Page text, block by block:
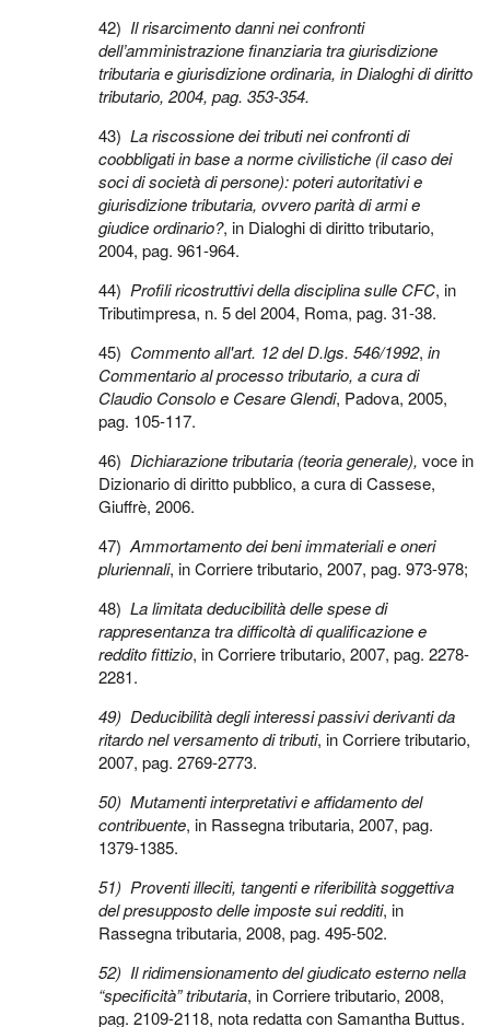
42) Il risarcimento danni nei confronti
dell’amministrazione finanziaria tra giurisdizione
tributaria e giurisdizione ordinaria, in Dialoghi di diritto
tributario, 2004, pag. 353-354.
43) La riscossione dei tributi nei confronti di
coobbligati in base a norme civilistiche (il caso dei
soci di società di persone): poteri autoritativi e
giurisdizione tributaria, ovvero parità di armi e
giudice ordinario?, in Dialoghi di diritto tributario,
2004, pag. 961-964.
44) Profili ricostruttivi della disciplina sulle CFC, in
Tributimpresa, n. 5 del 2004, Roma, pag. 31-38.
45) Commento all'art. 12 del D.lgs. 546/1992, in
Commentario al processo tributario, a cura di
Claudio Consolo e Cesare Glendi, Padova, 2005,
pag. 105-117.
46) Dichiarazione tributaria (teoria generale), voce in
Dizionario di diritto pubblico, a cura di Cassese,
Giuffrè, 2006.
47) Ammortamento dei beni immateriali e oneri
pluriennali, in Corriere tributario, 2007, pag. 973-978;
48) La limitata deducibilità delle spese di
rappresentanza tra difficoltà di qualificazione e
reddito fittizio, in Corriere tributario, 2007, pag. 2278-
2281.
49) Deducibilità degli interessi passivi derivanti da
ritardo nel versamento di tributi, in Corriere tributario,
2007, pag. 2769-2773.
50) Mutamenti interpretativi e affidamento del
contribuente, in Rassegna tributaria, 2007, pag.
1379-1385.
51) Proventi illeciti, tangenti e riferibilità soggettiva
del presupposto delle imposte sui redditi, in
Rassegna tributaria, 2008, pag. 495-502.
52) Il ridimensionamento del giudicato esterno nella
“specificità” tributaria, in Corriere tributario, 2008,
pag. 2109-2118, nota redatta con Samantha Buttus.